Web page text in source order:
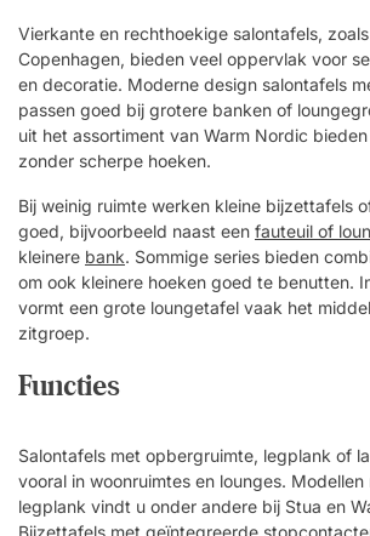
Vierkante en rechthoekige salontafels,
Copenhagen, bieden veel oppervlak voor
en decoratie. Moderne design salontafels
passen goed bij grotere banken of
uit het assortiment van Warm Nordic
zonder scherpe hoeken.
Bij weinig ruimte werken kleine bijzettafels
goed, bijvoorbeeld naast een fauteuil of
kleinere bank. Sommige series bieden
om ook kleinere hoeken goed te benutten.
vormt een grote loungetafel vaak het
zitgroep.
Functies
Salontafels met opbergruimte, legplank of
vooral in woonruimtes en lounges.
legplank vindt u onder andere bij Stua en
Bijzettafels met geïntegreerde